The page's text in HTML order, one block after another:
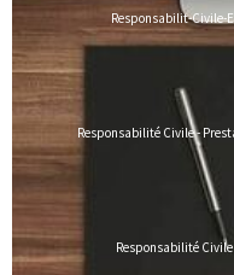
Responsabilit-Civile-
Responsabilité Civile -
Responsabilité